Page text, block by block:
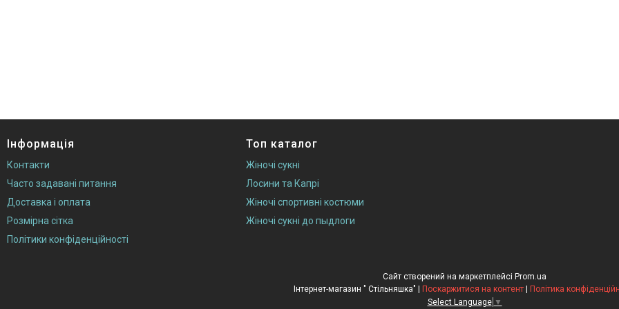
Інформація
Контакти
Часто задавані питання
Доставка і оплата
Розмірна сітка
Політики конфіденційності
Топ каталог
Жіночі сукні
Лосини та Капрі
Жіночі спортивні костюми
Жіночі сукні до пыдлоги
Сайт створений на маркетплейсі Prom.ua
Поскаржитися на контент
Політика
Select Language ▼